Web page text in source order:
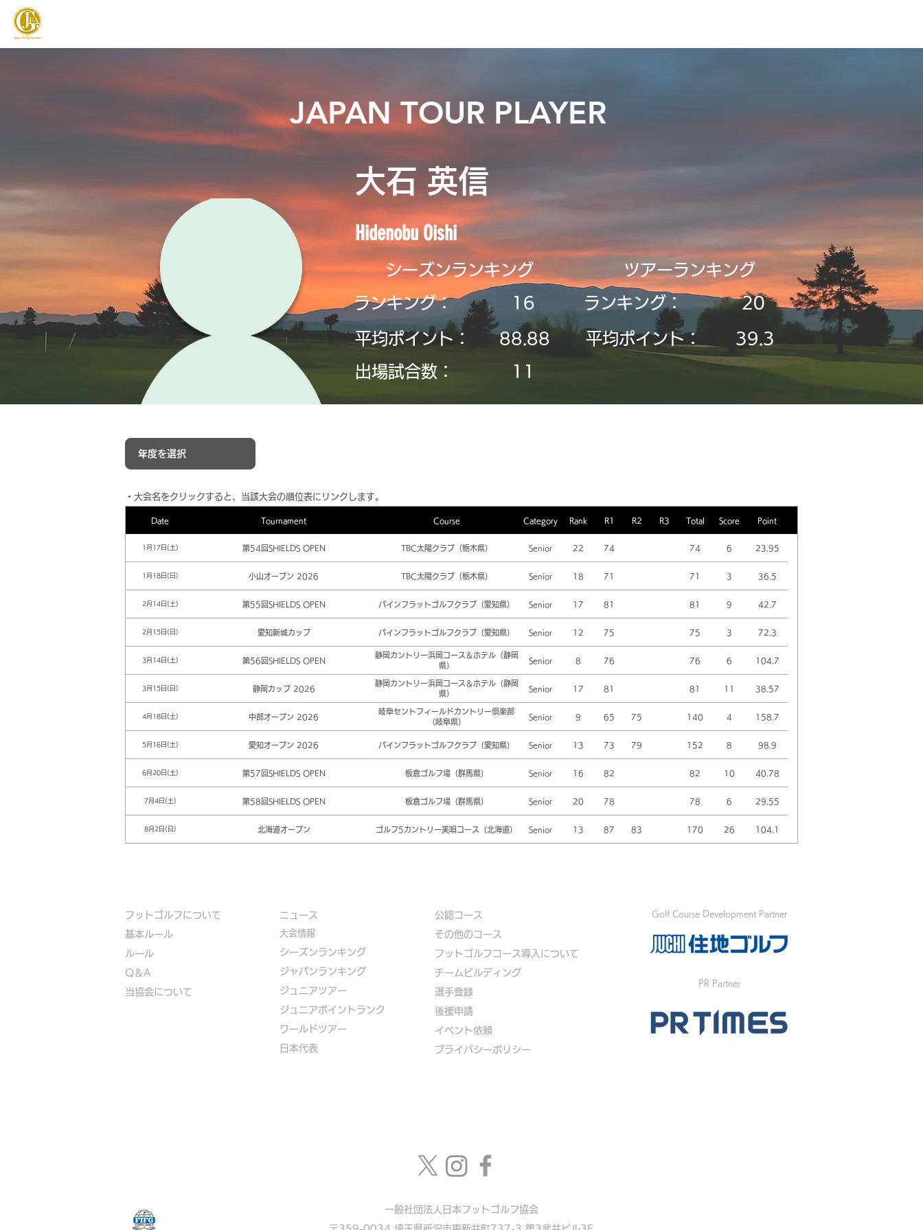
JAPAN TOUR PLAYER
大石 英信
Hidenobu Oishi
シーズンランキング
ランキング：
16
平均ポイント：
​出場試合数：
88.88
11
​ツアーランキング
ランキング：
20
平均ポイント： 39.3
​・大会名をクリックすると、当該大会の順位表にリンクします。
Date Tournament Course Category Rank R1 R2 R3 Total Score Point
1月17日(土) 第54回SHIELDS OPEN TBC太陽クラブ（栃木県） Senior 22 74 74 6 23.95
1月18日(日) 小山オープン 2026 TBC太陽クラブ（栃木県） Senior 18 71 71 3 36.5
2月14日(土) 第55回SHIELDS OPEN パインフラットゴルフクラブ（愛知県） Senior 17 81 81 9 42.7
2月15日(日) 愛知新城カップ パインフラットゴルフクラブ（愛知県） Senior 12 75 75 3 72.3
3月14日(土) 第56回SHIELDS OPEN
静岡カントリー浜岡コース＆ホテル（静岡
県）
Senior 8 76 76 6 104.7
3月15日(日) 静岡カップ 2026
静岡カントリー浜岡コース＆ホテル（静岡
県）
Senior 17 81 81 11 38.57
4月18日(土) 中部オープン 2026
岐阜セントフィールドカントリー倶楽部
（岐阜県）
Senior 9 65 75 140 4 158.7
5月16日(土) 愛知オープン 2026 パインフラットゴルフクラブ（愛知県） Senior 13 73 79 152 8 98.9
6月20日(土) 第57回SHIELDS OPEN 板倉ゴルフ場（群馬県） Senior 16 82 82 10 40.78
7月4日(土) 第58回SHIELDS OPEN 板倉ゴルフ場（群馬県） Senior 20 78 78 6 29.55
8月2日(日) 北海道オープン ゴルフ5カントリー美唄コース（北海道） Senior 13 87 83 170 26 104.1
フットゴルフについて
基本ルール
ルール
Q＆A
​当協会について
​ニュース
大会情報
シーズンランキング
ジャパンランキング
ジュニアツアー
ジュニアポイントランク
​ワールドツアー
​​日本代表
公認コース
​その他のコース
​ フットゴルフコース導入について
​チームビルディング
選手登録​
​後援申請
​イベント依頼
プライバシーポリシー
Golf Course Development Partner
PR Partner
一般社団法人日本フットゴルフ協会